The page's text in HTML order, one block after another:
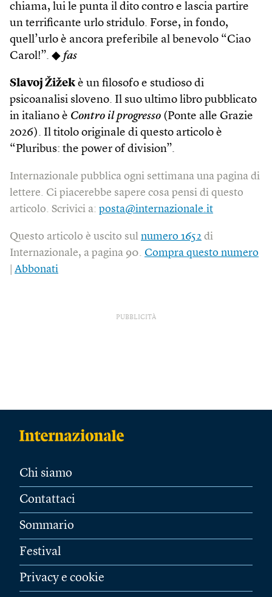
chiama, lui le punta il dito contro e lascia partire
un terrificante urlo stridulo. Forse, in fondo,
quell’urlo è ancora preferibile al benevolo “Ciao
Carol!”. ◆ fas
Slavoj Žižek è un filosofo e studioso di
psicoanalisi sloveno. Il suo ultimo libro pubblicato
in italiano è Contro il progresso (Ponte alle Grazie
2026). Il titolo originale di questo articolo è
“Pluribus: the power of division”.
Internazionale pubblica ogni settimana una pagina di
lettere. Ci piacerebbe sapere cosa pensi di questo
articolo. Scrivici a: posta@internazionale.it
Questo articolo è uscito sul numero 1652 di
Internazionale, a pagina 90. Compra questo numero
Abbonati
PUBBLICITÀ
Chi siamo
Contattaci
Sommario
Festival
Privacy e cookie